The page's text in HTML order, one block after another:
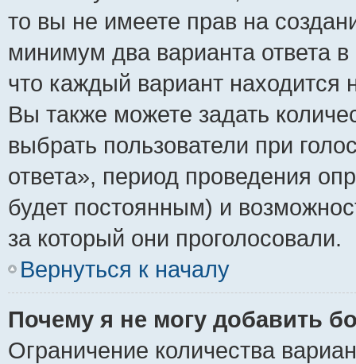
то вы не имеете прав на
минимум два варианта ответа
что каждый вариант находится
Вы также можете задать
выбрать пользователи при
ответа», период проведения
будет постоянным) и
за который они проголосовали.
Вернуться к началу
Почему я не могу добавить
Ограничение количества